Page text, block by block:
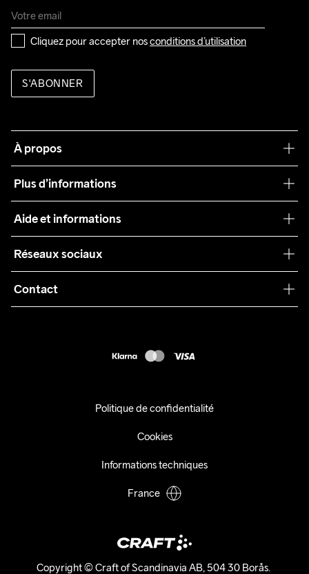
Cliquez pour accepter nos conditions d’utilisation
S'ABONNER
À propos
Plus d’informations
Teamwear
Durabilité
Collaborations
Aide et informations
Conditions générales
Retours
Réseaux sociaux
Contact
Copyright © Craft of Scandinavia AB, 504 30 Borås.
Politique de confidentialité
Cookies
Informations techniques
France